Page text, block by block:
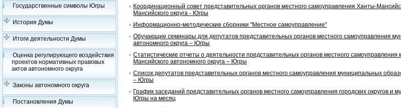
Государственные символы Югры
История Думы
Итоги деятельности Думы
Оценка регулирующего воздействия
проектов нормативных правовых
актов автономного округа
Законы автономного округа
Постановления Думы
Координационный совет представительных органов местного самоуправления Ханты-
Мансийского округа - Югры
Информационно-методические сборники "Местное самоуправление"
Обучающие семинары для депутатов представительных органов местного самоуправления
автономного округа – Югры
Статистические отчеты о деятельности представительных органов местного
Мансийского автономного округа – Югры
Список депутатов представительных органов местного самоуправления муниципальных
– Югры
График заседаний представительных органов местного самоуправления городских округов и
Югры на месяц